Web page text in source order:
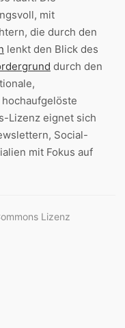
mit
die durch den
lenkt den Blick des
durch den
hochaufgelöste
Lizenz eignet sich
Social-
mit Fokus auf
Lizenz